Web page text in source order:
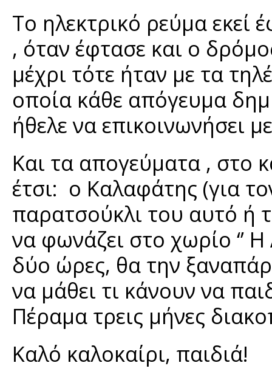
Το ηλεκτρικό ρεύμα εκεί
, όταν έφτασε και ο
μέχρι τότε ήταν με τα
οποία κάθε απόγευμα
ήθελε να επικοινωνήσει
Και τα απογεύματα , στο
έτσι: ο Καλαφάτης (για
παρατσούκλι του αυτό ή
να φωνάζει στο χωρίο ‘’
δύο ώρες, θα την
να μάθει τι κάνουν να
Πέραμα τρεις μήνες
Καλό καλοκαίρι, παιδιά!